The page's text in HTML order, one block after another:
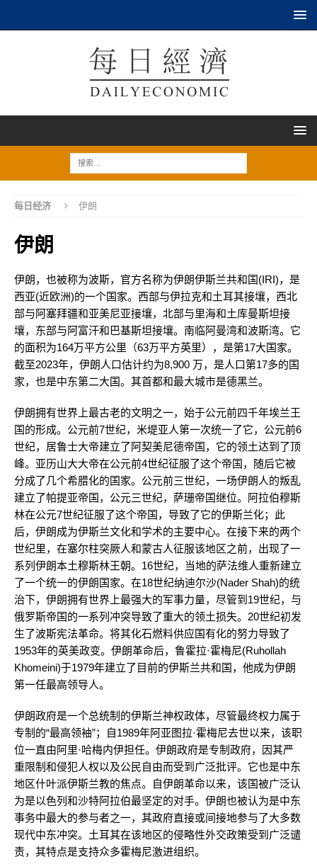
每日经济 伊朗
伊朗
伊朗，也被称为波斯，官方名称为伊朗伊斯兰共和国(IRI)，是
西亚(近欧洲)的一个国家。西部与伊拉克和土耳其接壤，西北
部与阿塞拜疆和亚美尼亚接壤，北部与里海和土库曼斯坦接
壤，东部与阿富汗和巴基斯坦接壤。南临阿曼湾和波斯湾。它
的面积为164万平方公里（63万平方英里），是第17大国家。
截至2023年，伊朗人口估计约为8,900 万，是人口第17多的国
家，也是中东第二大国。其首都和最大城市是德黑兰。
伊朗拥有世界上最古老的文明之一，始于公元前四千年埃兰王
国的形成。公元前7世纪，米堤亚人第一次统一了它，公元前6
世纪，居鲁士大帝建立了阿契美尼德帝国，它的领土达到了顶
峰。亚历山大大帝在公元前4世纪征服了这个帝国，随后它被
分成了几个希腊化的国家。公元前三世纪，一场伊朗人的叛乱
建立了帕提亚帝国，公元三世纪，萨珊帝国继位。阿拉伯穆斯
林在公元7世纪征服了这个帝国，导致了它的伊斯兰化；此
后，伊朗成为伊斯兰文化和学术的主要中心。在接下来的两个
世纪里，在塞尔柱突厥人和蒙古人征服该地区之前，出现了一
系列伊朗本土穆斯林王朝。16世纪，当地的萨法维人重新建立
了一个统一的伊朗国家。在18世纪纳迪尔沙(Nader Shah)的统
治下，伊朗拥有世界上最强大的军事力量，尽管到19世纪，与
俄罗斯帝国的一系列冲突导致了重大的领土损失。20世纪初发
生了波斯宪法革命。将其化石燃料供应国有化的努力导致了
1953年的英美政变。伊朗革命后，鲁霍拉·霍梅尼(Ruhollah
Khomeini)于1979年建立了目前的伊斯兰共和国，他成为伊朗
第一任最高领导人。
伊朗政府是一个总统制的伊斯兰神权政体，尽管最终权力属于
专制的“最高领袖”；自1989年阿亚图拉·霍梅尼去世以来，该职
位一直由阿里·哈梅内伊担任。伊朗政府是专制政府，因其严
重限制和侵犯人权以及公民自由而受到广泛批评。它也是中东
地区什叶派伊斯兰教的焦点。自伊朗革命以来，该国被广泛认
为是以色列和沙特阿拉伯最坚定的对手。伊朗也被认为是中东
事务中最大的参与者之一，其政府直接或间接地参与了大多数
现代中东冲突。土耳其在该地区的侵略性外交政策受到广泛谴
责，其特点是支持众多霍梅尼激进组织。